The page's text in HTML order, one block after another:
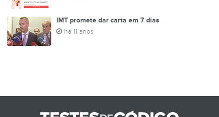
IMT promete dar carta em 7 dias
há 11 anos